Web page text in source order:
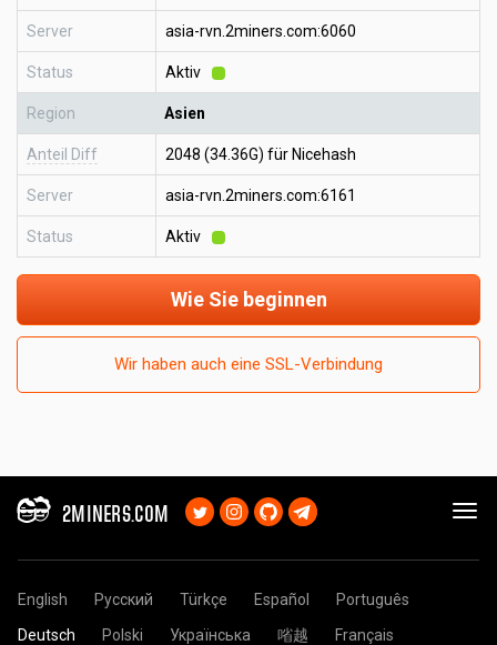
Server asia-rvn.2miners.com:6060
Status Aktiv
Region Asien
Anteil Diff 2048 (34.36G) für Nicehash
Server asia-rvn.2miners.com:6161
Status Aktiv
Wie Sie beginnen
Wir haben auch eine SSL-Verbindung
2MINERS.COM
English Русский Türkçe Español
Português
Deutsch
Polski Українська 㗂越
Français